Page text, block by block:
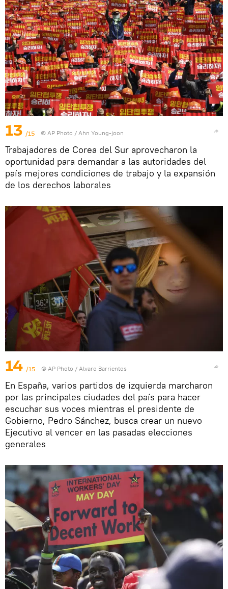
13 /15 © AP Photo / Ahn Young-joon
Trabajadores de Corea del Sur aprovecharon la
oportunidad para demandar a las autoridades del
país mejores condiciones de trabajo y la expansión
de los derechos laborales
14 /15 © AP Photo / Alvaro Barrientos
En España, varios partidos de izquierda marcharon
por las principales ciudades del país para hacer
escuchar sus voces mientras el presidente de
Gobierno, Pedro Sánchez, busca crear un nuevo
Ejecutivo al vencer en las pasadas elecciones
generales